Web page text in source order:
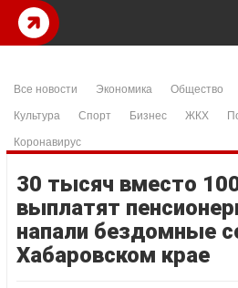
Все новости Экономика Общество
Культура
Спорт Бизнес ЖКХ
Коронавирус
30 тысяч вместо
выплатят
напали бездомные
Хабаровском крае